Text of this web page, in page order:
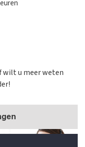
wilt u meer weten